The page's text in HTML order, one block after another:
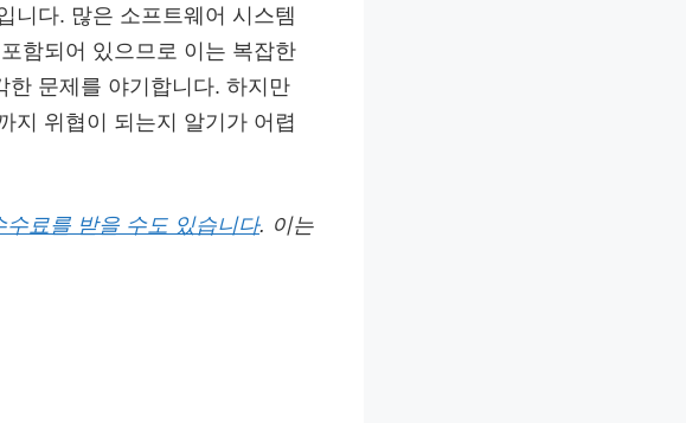
니다. 많은 소프트웨어 시스템
함되어 있으므로 이는 복잡한
한 문제를 야기합니다. 하지만
지 위협이 되는지 알기가 어렵
수료를 받을 수도 있습니다. 이는